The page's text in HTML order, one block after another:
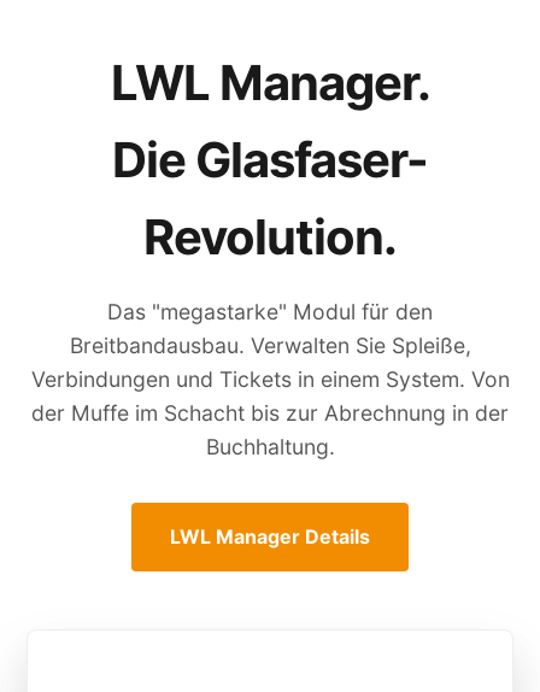
LWL Manager.
Die Glasfaser-
Revolution.
Das "megastarke" Modul für den
Breitbandausbau. Verwalten Sie Spleiße,
Verbindungen und Tickets in einem System. Von
der Muffe im Schacht bis zur Abrechnung in der
Buchhaltung.
LWL Manager Details